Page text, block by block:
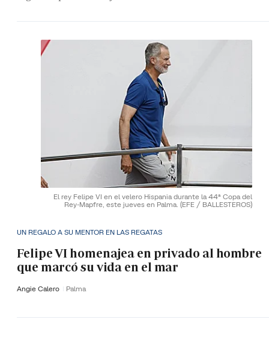
El rey Felipe VI en el velero Hispania durante la 44ª Copa del
Rey-Mapfre, este jueves en Palma. (EFE / BALLESTEROS)
UN REGALO A SU MENTOR EN LAS REGATAS
Felipe VI homenajea en privado al hombre
que marcó su vida en el mar
Angie Calero Palma